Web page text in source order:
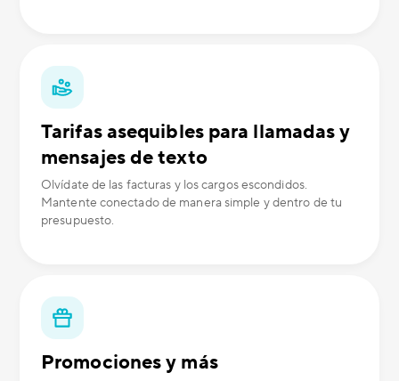
Tarifas asequibles para llamadas y
mensajes de texto
Olvídate de las facturas y los cargos escondidos.
Mantente conectado de manera simple y dentro de tu
presupuesto.
Promociones y más